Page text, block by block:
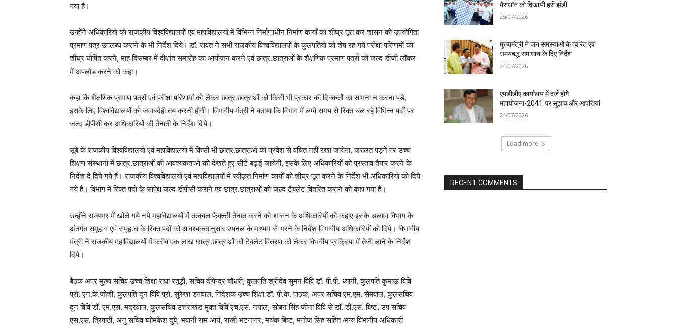
गया है।
उन्होंने अधिकारियों को राजकीय विश्वविद्यालयों एवं महाविद्यालयों में विभिन्न निर्माणाधीन निर्माण कार्यों को शीघ्र पूरा कर शासन को उपयोगिता
प्रमाण पत्र उपलब्ध कराने के भी निर्देश दिये। डॉ. रावत ने सभी राजकीय विश्वविद्यालयों के कुलपतियों को शेष रह गये परीक्षा परिणामों को
शीघ्र घोषित करने, माह दिसम्बर में दीक्षांत समारोह का आयोजन करने एवं छात्र.छात्राओं के शैक्षणिक प्रमाण पत्रों को जल्द डीजी लॉकर
में अपलोड करने को कहा।
कहा कि शैक्षणिक प्रमाण पत्रों एवं परीक्षा परिणामों को लेकर छात्र.छात्राओं को किसी भी प्रकार की दिक्कतों का सामना न करना पड़े,
इसके लिए विश्वविद्यालयों को जवाबदेही तय करनी होगी। विभागीय मंत्री ने बताया कि विभाग में लम्बे समय से रिक्त चल रहे विभिन्न पदों पर
जल्द डीपीसी कर अधिकारियों की तैनाती के निर्देश दिये।
सूबे के राजकीय विश्वविद्यालयों एवं महाविद्यालयों में किसी भी छात्र.छात्राओं को प्रवेश से वंचित नहीं रखा जायेगा, जरूरत पड़ने पर उच्च
शिक्षण संस्थानों में छात्र.छात्राओं की आवश्यकताओं को देखते हुए सीटें बढ़ाई जायेगी, इसके लिए अधिकारियों को प्रस्ताव तैयार करने के
निर्देश दे दिये गये हैं। राजकीय विश्वविद्यालयों एवं महाविद्यालयों में स्वीकृत निर्माण कार्यों को शीघ्र पूरा करने के निर्देश भी अधिकारियों को दिये
गये हैं। विभाग में रिक्त पदों के सापेक्ष जल्द डीपीसी कराने एवं छात्र.छात्राओं को जल्द टैबलेट वितरित कराने को कहा गया है।
उन्होंने राज्यभर में खोले गये नये महाविद्यालयों में तत्काल फैक्ल्टी तैनात करने को शासन के अधिकारियों को कहाए इसके अलावा विभाग के
अंतर्गत समूह.ग एवं समूह.घ के रिक्त पदों को आवश्यकतानुसार उपनल के माध्यम से भरने के निर्देश विभागीय अधिकारियों को दिये। विभागीय
मंत्री ने राजकीय महाविद्यालयों में करीब एक लाख छात्र.छात्राओं को टैबलेट वितरण को लेकर विभगीय प्रक्रिया में तेजी लाने के निर्देश
दिये।
बैठक अपर मुख्य सचिव उच्च शिक्षा राधा रतूड़ी, सचिव दीपेन्द्र चौधरी, कुलपति श्रीदेव सुमन विवि डॉ. पी.पी. ध्यानी, कुलपति कुमाऊं विवि
प्रो. एन.के.जोशी, कुलपति दून विवि प्रो. सुरेखा डंगवाल, निदेशक उच्च शिक्षा डॉ. पी.के. पाठक, अपर सचिव एम.एम. सेमवाल, कुलसचिव
दून विवि डॉ. एम.एस. मद्रवाल, कुलसचिव उत्तराखंड मुक्त विवि एच.एस. नयाल, सोबन सिंह जीना विवि से डॉ. डी.एस. बिष्ट, उप सचिव
एस.एस. त्रिपाठी, अनु सचिव ब्योमकेश दुबे, भवानी राम आर्य, राखी भटनागर, मयंक बिष्ट, मनोज सिंह सहित अन्य विभागीय अधिकारी
मैराथॉन को दिखायी हरी झंडी
25/07/2026
मुख्यमंत्री ने जन समस्याओं के त्वरित एवं
समयबद्ध समाधान के दिए निर्देश
24/07/2026
एमडीडीए कार्यालय में दर्ज होंगे
महायोजना-2041 पर सुझाव और आपत्तियां
24/07/2026
Load more
RECENT COMMENTS